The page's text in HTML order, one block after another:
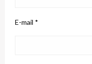
E-mail *